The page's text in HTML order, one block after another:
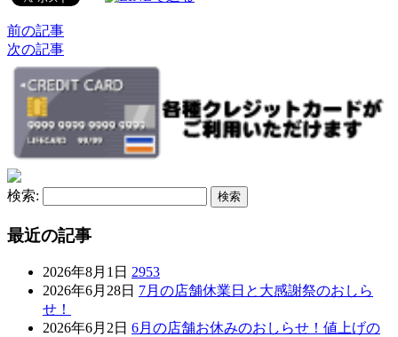
前の記事
次の記事
検索:
最近の記事
2026年8月1日 2953
2026年6月28日 7月の店舗休業日と大感謝祭のおしら
せ！
2026年6月2日 6月の店舗お休みのおしらせ！値上げの